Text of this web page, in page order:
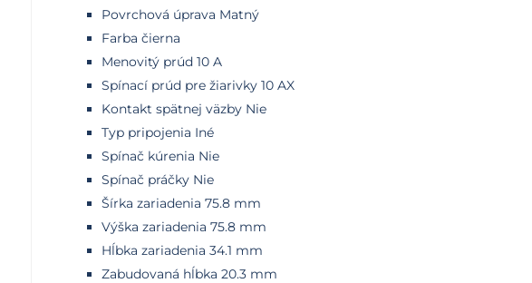
Povrchová úprava Matný
Farba čierna
Menovitý prúd 10 A
Spínací prúd pre žiarivky 10 AX
Kontakt spätnej väzby Nie
Typ pripojenia Iné
Spínač kúrenia Nie
Spínač práčky Nie
Šírka zariadenia 75.8 mm
Výška zariadenia 75.8 mm
Hĺbka zariadenia 34.1 mm
Zabudovaná hĺbka 20.3 mm